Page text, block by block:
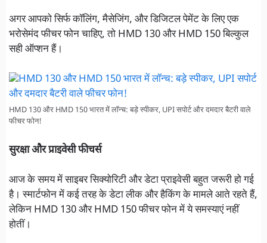
अगर आपको सिर्फ कॉलिंग, मैसेजिंग, और डिजिटल पेमेंट के लिए एक
भरोसेमंद फीचर फोन चाहिए, तो HMD 130 और HMD 150 बिल्कुल
सही ऑप्शन हैं।
HMD 130 और HMD 150 भारत में लॉन्च: बड़े स्पीकर, UPI सपोर्ट और दमदार बैटरी वाले
फीचर फोन!
सुरक्षा और प्राइवेसी फीचर्स
आज के समय में साइबर सिक्योरिटी और डेटा प्राइवेसी बहुत जरूरी हो गई
है। स्मार्टफोन में कई तरह के डेटा लीक और हैकिंग के मामले आते रहते हैं,
लेकिन HMD 130 और HMD 150 फीचर फोन में ये समस्याएं नहीं
होतीं।